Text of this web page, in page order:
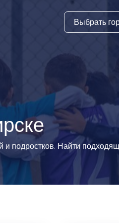
Выбрать
подростков. Найти